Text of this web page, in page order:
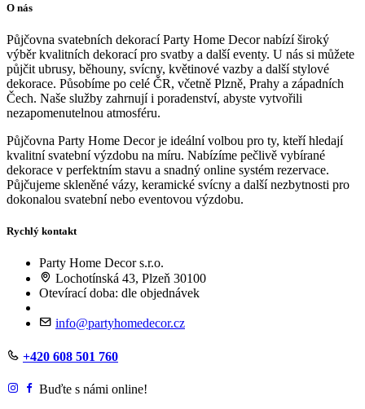
O nás
Půjčovna svatebních dekorací Party Home Decor nabízí široký
výběr kvalitních dekorací pro svatby a další eventy. U nás si můžete
půjčit ubrusy, běhouny, svícny, květinové vazby a další stylové
dekorace. Působíme po celé ČR, včetně Plzně, Prahy a západních
Čech. Naše služby zahrnují i poradenství, abyste vytvořili
nezapomenutelnou atmosféru.
Půjčovna Party Home Decor je ideální volbou pro ty, kteří hledají
kvalitní svatební výzdobu na míru. Nabízíme pečlivě vybírané
dekorace v perfektním stavu a snadný online systém rezervace.
Půjčujeme skleněné vázy, keramické svícny a další nezbytnosti pro
dokonalou svatební nebo eventovou výzdobu.
Rychlý kontakt
Party Home Decor s.r.o.
Lochotínská 43, Plzeň 30100
Otevírací doba: dle objednávek
info@partyhomedecor.cz
+420 608 501 760
Buďte s námi online!